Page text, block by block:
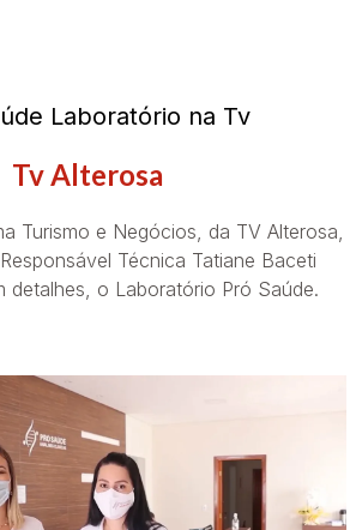
Laboratório na Tv
Tv Alterosa
Turismo e Negócios, da TV Alterosa,
Técnica Tatiane Baceti
detalhes, o Laboratório Pró Saúde.